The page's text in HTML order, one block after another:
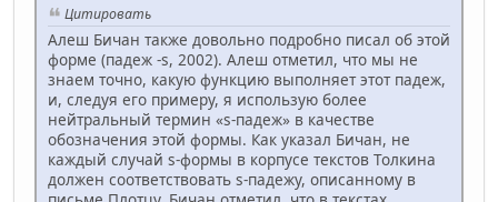
Цитировать
Алеш Бичан также довольно подробно писал об этой
форме (падеж -s, 2002). Алеш отметил, что мы не
знаем точно, какую функцию выполняет этот падеж,
и, следуя его примеру, я использую более
нейтральный термин «s-падеж» в качестве
обозначения этой формы. Как указал Бичан, не
каждый случай s-формы в корпусе текстов Толкина
должен соответствовать s-падежу, описанному в